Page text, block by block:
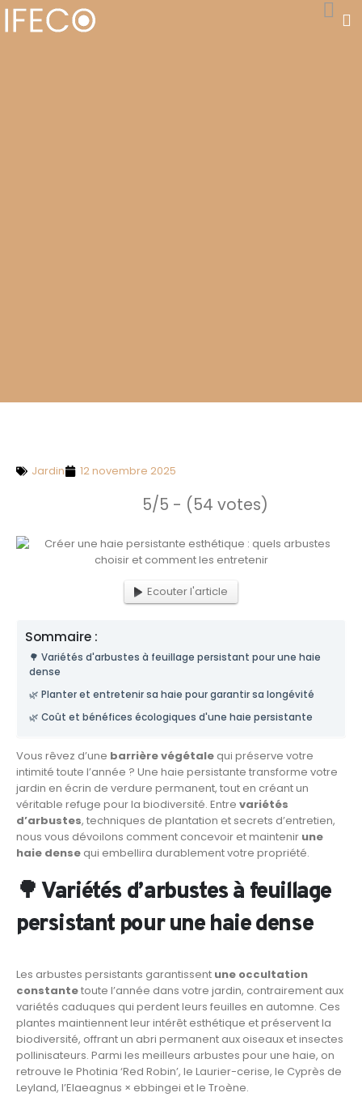
Jardin 12 novembre 2025
5/5 - (54 votes)
Ecouter l'article
Sommaire :
🌳 Variétés d'arbustes à feuillage persistant pour une haie
dense
🌿 Planter et entretenir sa haie pour garantir sa longévité
🌿 Coût et bénéfices écologiques d'une haie persistante
Vous rêvez d’une barrière végétale qui préserve votre
intimité toute l’année ? Une haie persistante transforme votre
jardin en écrin de verdure permanent, tout en créant un
véritable refuge pour la biodiversité. Entre variétés
d’arbustes, techniques de plantation et secrets d’entretien,
nous vous dévoilons comment concevoir et maintenir une
haie dense qui embellira durablement votre propriété.
🌳 Variétés d’arbustes à feuillage
persistant pour une haie dense
Les arbustes persistants garantissent une occultation
constantetoute l’année dans votre jardin, contrairement aux
variétés caduques qui perdent leurs feuilles en automne. Ces
plantes maintiennent leur intérêt esthétique et préservent la
biodiversité, offrant un abri permanent aux oiseaux et insectes
pollinisateurs. Parmi les meilleurs arbustes pour une haie, on
retrouve le Photinia ‘Red Robin’, le Laurier-cerise, le Cyprès de
Leyland, l’Elaeagnus × ebbingei et le Troène.